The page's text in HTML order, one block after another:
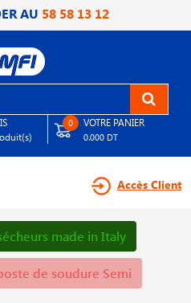
AU 58 58 13 12
0 VOTRE PANIER
0.000 DT
Accès Client
made in Italy
de soudure Semi